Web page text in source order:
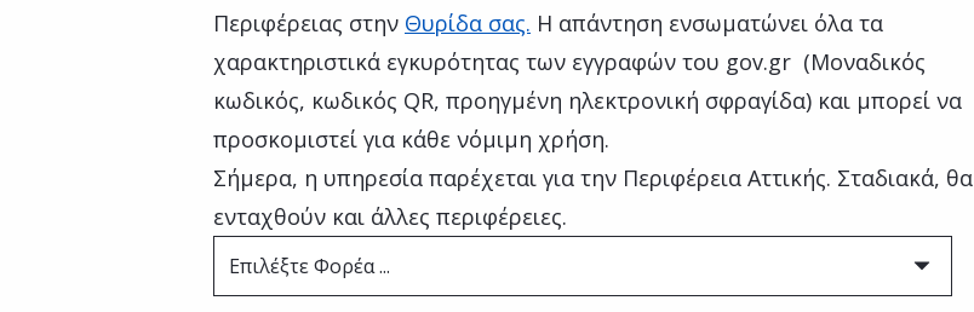
Περιφέρειας στην Θυρίδα σας. Η απάντηση ενσωματώνει όλα τα
χαρακτηριστικά εγκυρότητας των εγγραφών του gov.gr (Μοναδικός
κωδικός, κωδικός QR, προηγμένη ηλεκτρονική σφραγίδα) και μπορεί να
προσκομιστεί για κάθε νόμιμη χρήση.
Σήμερα, η υπηρεσία παρέχεται για την Περιφέρεια Αττικής. Σταδιακά, θα
ενταχθούν και άλλες περιφέρειες.
Επιλέξτε Φορέα ...